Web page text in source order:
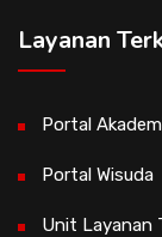
Layanan
Portal
Portal Wisuda
Unit Layanan